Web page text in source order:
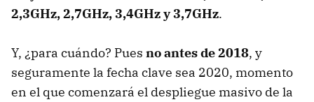
2,3GHz, 2,7GHz, 3,4GHz y 3,7GHz.
Y, ¿para cuándo? Pues no antes de 2018, y
seguramente la fecha clave sea 2020, momento
en el que comenzará el despliegue masivo de la